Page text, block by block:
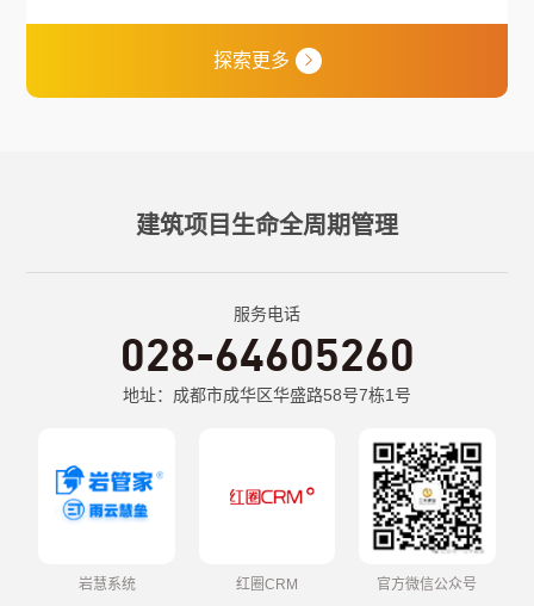
探索更多 
建筑项目生命全周期管理
服务电话
028-64605260
地址：成都市成华区华盛路58号7栋1号
岩慧系统 红圈CRM 官方微信公众号